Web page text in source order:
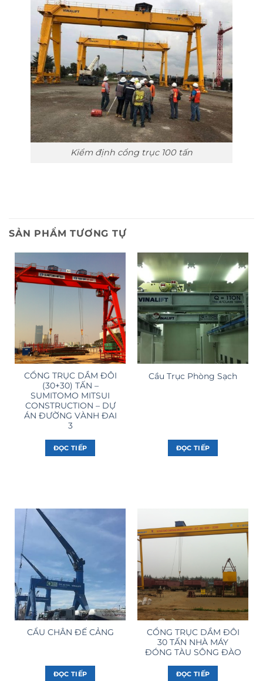
Kiểm định cổng trục 100 tấn
SẢN PHẨM TƯƠNG TỰ
CỔNG TRỤC DẦM ĐÔI
(30+30) TẤN –
SUMITOMO MITSUI
CONSTRUCTION – DỰ
ÁN ĐƯỜNG VÀNH ĐAI
3
ĐỌC TIẾP
Cầu Trục Phòng Sạch
ĐỌC TIẾP
CẨU CHÂN ĐẾ CẢNG
ĐỌC TIẾP
CỔNG TRỤC DẦM ĐÔI
30 TẤN NHÀ MÁY
ĐÓNG TÀU SÔNG ĐÀO
ĐỌC TIẾP